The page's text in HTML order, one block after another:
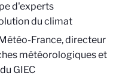
d'experts
du climat
France, directeur
météorologiques et
GIEC